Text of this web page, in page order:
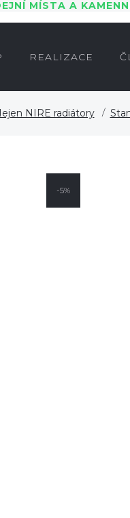
MÍSTA A
REALIZACE
NIRE radiátory
-5%